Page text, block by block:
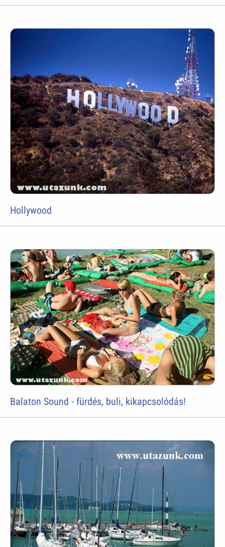
Hollywood
Balaton Sound - fürdés, buli, kikapcsolódás!